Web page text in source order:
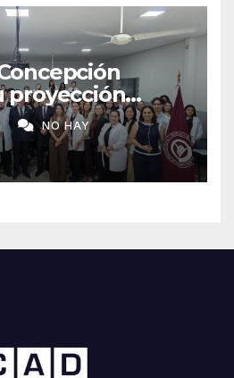
proyección
con la visita del
Castaño,
la Universidad
NO HAY